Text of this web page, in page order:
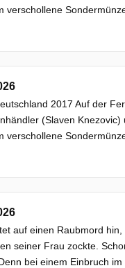
verschollene
2017 Auf der
(Slaven
verschollene
auf einen Raubmord
seiner Frau zockte.
bei einem Einbruch